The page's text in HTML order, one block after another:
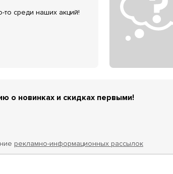
среди наших акций!
о новинках и скидках первыми!
рекламно-информационных рассылок